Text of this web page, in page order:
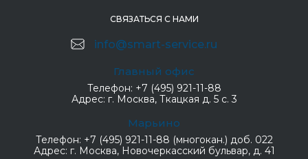
СВЯЗАТЬСЯ С НАМИ
info@smart-service.ru
Главный офис
Телефон: +7 (495) 921-11-88
Адрес: г. Москва, Ткацкая д. 5 с. 3
Марьино
Телефон: +7 (495) 921-11-88 (многокан.) доб. 022
Адрес: г. Москва, Новочеркасский бульвар, д. 41